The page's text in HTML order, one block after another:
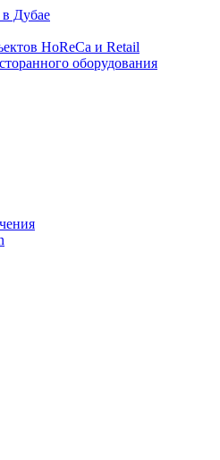
Дубае
HoReCa и Retail
оборудования